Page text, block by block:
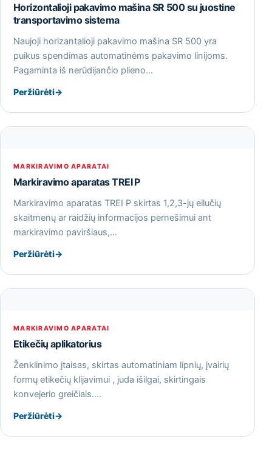
Horizontalioji pakavimo mašina SR 500 su juostine
transportavimo sistema
Naujoji horizantalioji pakavimo mašina SR 500 yra
puikus spendimas automatinėms pakavimo linijoms.
Pagaminta iš nerūdijančio plieno…
Peržiūrėti→
MARKIRAVIMO APARATAI
Markiravimo aparatas TREI P
Markiravimo aparatas TREI P skirtas 1,2,3-jų eilučių
skaitmenų ar raidžių informacijos pernešimui ant
markiravimo paviršiaus,…
Peržiūrėti→
MARKIRAVIMO APARATAI
Etikečių aplikatorius
Ženklinimo įtaisas, skirtas automatiniam lipnių, įvairių
formų etikečių klijavimui , juda išilgai, skirtingais
konvejerio greičiais.…
Peržiūrėti→